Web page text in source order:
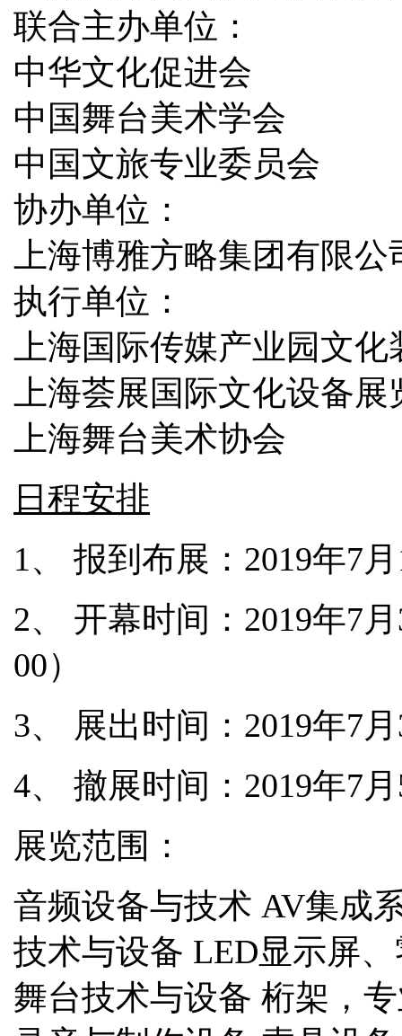
联合主办单位：
中华文化促进会
中国舞台美术学会
中国文旅专业委员会
协办单位：
上海博雅方略集团有限公
执行单位：
上海国际传媒产业园文
上海荟展国际文化设备
上海舞台美术协会
日程安排
1、
报到布展： 2019年7
2、
开幕时间： 2019年7
00）
3、
展出时间： 2019年7
4、
撤展时间： 2019年7
展览范围：
音频设备与技术 AV集成
技术与设备 LED显示屏
舞台技术与设备 桁架，